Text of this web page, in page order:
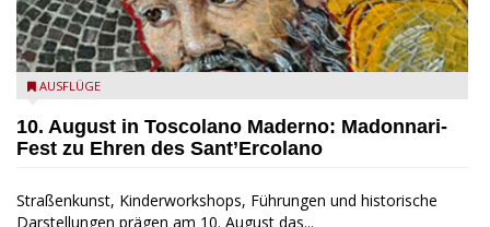
Toscolano Maderno: "Madonnari per Sant'Ercolano"
AUSFLÜGE
10. August in Toscolano Maderno: Madonnari-
Fest zu Ehren des Sant’Ercolano
Straßenkunst, Kinderworkshops, Führungen und historische
Darstellungen prägen am 10. August das...